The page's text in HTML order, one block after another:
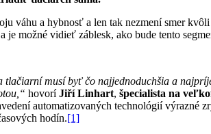
váhu a hybnosť a len tak nezmení smer
možné vidieť záblesk, ako bude tento
tlačiarní musí byť čo najjednoduchšia a
hovoríJiří Linhart, špecialista na
automatizovaných technológií výrazné
hodín.[1]